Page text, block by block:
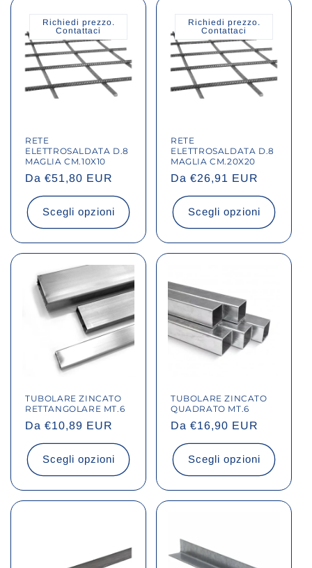
Richiedi prezzo.
Contattaci
RETE
ELETTROSALDATA D.8
MAGLIA CM.10X10
Prezzo
di
listino
Da €51,80 EUR
Scegli opzioni
Richiedi prezzo.
Contattaci
RETE
ELETTROSALDATA D.8
MAGLIA CM.20X20
Prezzo
di
listino
Da €26,91 EUR
Scegli opzioni
TUBOLARE ZINCATO
RETTANGOLARE MT.6
Prezzo
di
listino
Da €10,89 EUR
Scegli opzioni
TUBOLARE ZINCATO
QUADRATO MT.6
Prezzo
di
listino
Da €16,90 EUR
Scegli opzioni